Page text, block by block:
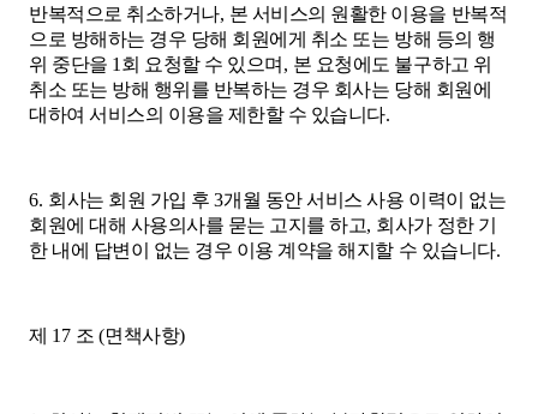
반복적으로 취소하거나, 본 서비스의 원활한 이용을 반복적
으로 방해하는 경우 당해 회원에게 취소 또는 방해 등의 행
위 중단을 1 회 요청할 수 있으며 , 본 요청에도 불구하고 위
취소 또는 방해 행위를 반복하는 경우 회사는 당해 회원에
대하여 서비스의 이용을 제한할 수 있습니다.
6. 회사는 회원 가입 후3개월 동안 서비스 사용 이력이 없는
회원에 대해 사용의사를 묻는 고지를 하고, 회사가 정한 기
한 내에 답변이 없는 경우 이용 계약을 해지할 수 있습니다.
제 17 조(면책사항)